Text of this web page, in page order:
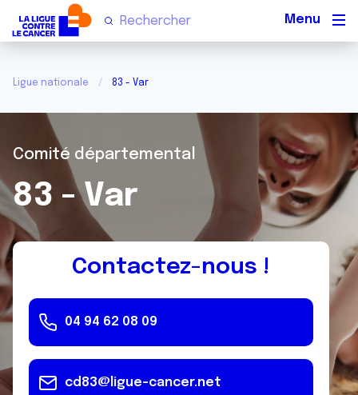
Ligue nationale 83 - Var
Comité départemental
83 - Var
Contactez-nous !
04 94 62 08 09
cd83@ligue-cancer.net